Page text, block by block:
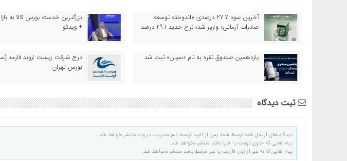
آخرین سود ۲۷.۷ درصدی «اندوخته توسعه
صادرات آرمانی» واریز شد؛ نرخ جدید ۲۹.۱ درصد
بزرگترین خدمت بورس کالا به
+ ویدئو
یازدهمین صندوق نقره به نام «سیان» ثبت شد
درج شرکت زیست اروند فارمد
بورس تهران
ثبت دیدگاه
دیدگاه های ارسال شده توسط شما، پس از تایید توسط تیم مدیریت در وب منتشر خواهد شد.
پیام هایی که حاوی تهمت یا افترا باشد منتشر نخواهد شد.
پیام هایی که به غیر از زبان فارسی یا غیر مرتبط باشد منتشر نخواهد شد.